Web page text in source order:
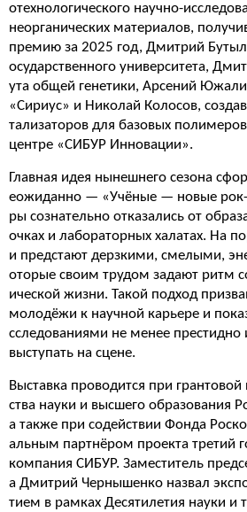
отехнологического научно-
неорганических материалов,
премию за 2025 год, Дмитрий
осударственного университета,
ута общей генетики, Арсений
«Сириус» и Николай Колосов,
тализаторов для базовых
центре «СИБУР Инновации».
Главная идея нынешнего сезона
еожиданно — «Учёные — новые рок-
ры сознательно отказались от
очках и лабораторных халатах. На
и предстают дерзкими, смелыми,
оторые своим трудом задают ритм
ической жизни. Такой подход
молодёжи к научной карьере и
сследованиями не менее
выступать на сцене.
Выставка проводится при
ства науки и высшего образования
а также при содействии Фонда
альным партнёром проекта третий
компания СИБУР. Заместитель
а Дмитрий Чернышенко назвал
тием в рамках Десятилетия науки и